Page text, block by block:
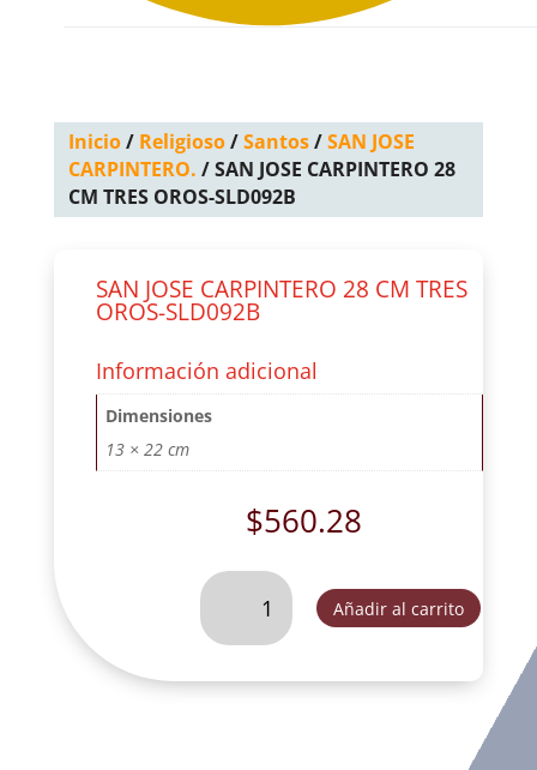
Inicio/ Religioso/Santos/SAN JOSE
CARPINTERO. / SAN JOSE CARPINTERO 28
CM TRES OROS-SLD092B
SAN JOSE CARPINTERO 28 CM TRES
OROS-SLD092B
Información adicional
Dimensiones
13 × 22 cm
$560.28
SAN
CARPINTERO
CM
Añadir al carrito